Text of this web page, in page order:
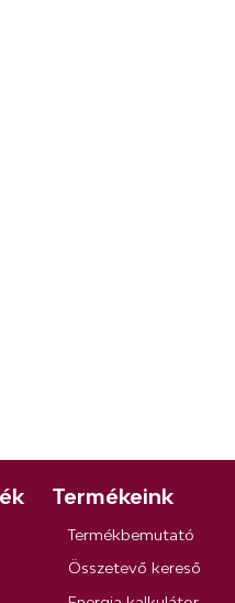
Termékeink
Termékbemutató
Összetevő kereső